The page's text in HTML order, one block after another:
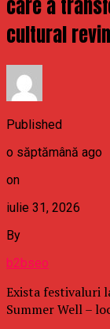
care a
cultural
Published
o săptămână ago
on
iulie 31, 2026
By
b2bseo
Exista festivaluri
Summer Well –